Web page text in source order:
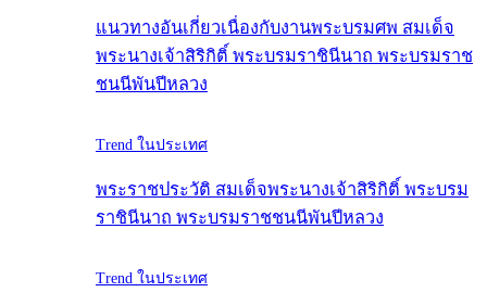
แนวทางอันเกี่ยวเนื่องกับงานพระบรมศพ สมเด็จ
พระนางเจ้าสิริกิติ์ พระบรมราชินีนาถ พระบรมราช
ชนนีพันปีหลวง
Trend ในประเทศ
พระราชประวัติ สมเด็จพระนางเจ้าสิริกิติ์ พระบรม
ราชินีนาถ พระบรมราชชนนีพันปีหลวง
Trend ในประเทศ